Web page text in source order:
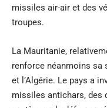
missiles air-air et des
troupes.
La Mauritanie,
renforce néanmoins sa
et l’Algérie. Le pays a
missiles antichars, des